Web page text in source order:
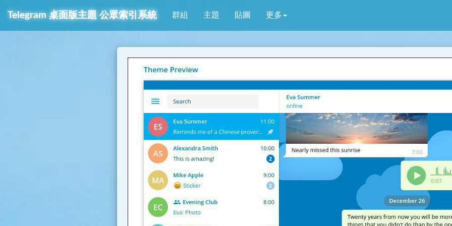
Telegram桌面版主題 公眾索引系統 群組 主題 貼圖 更多